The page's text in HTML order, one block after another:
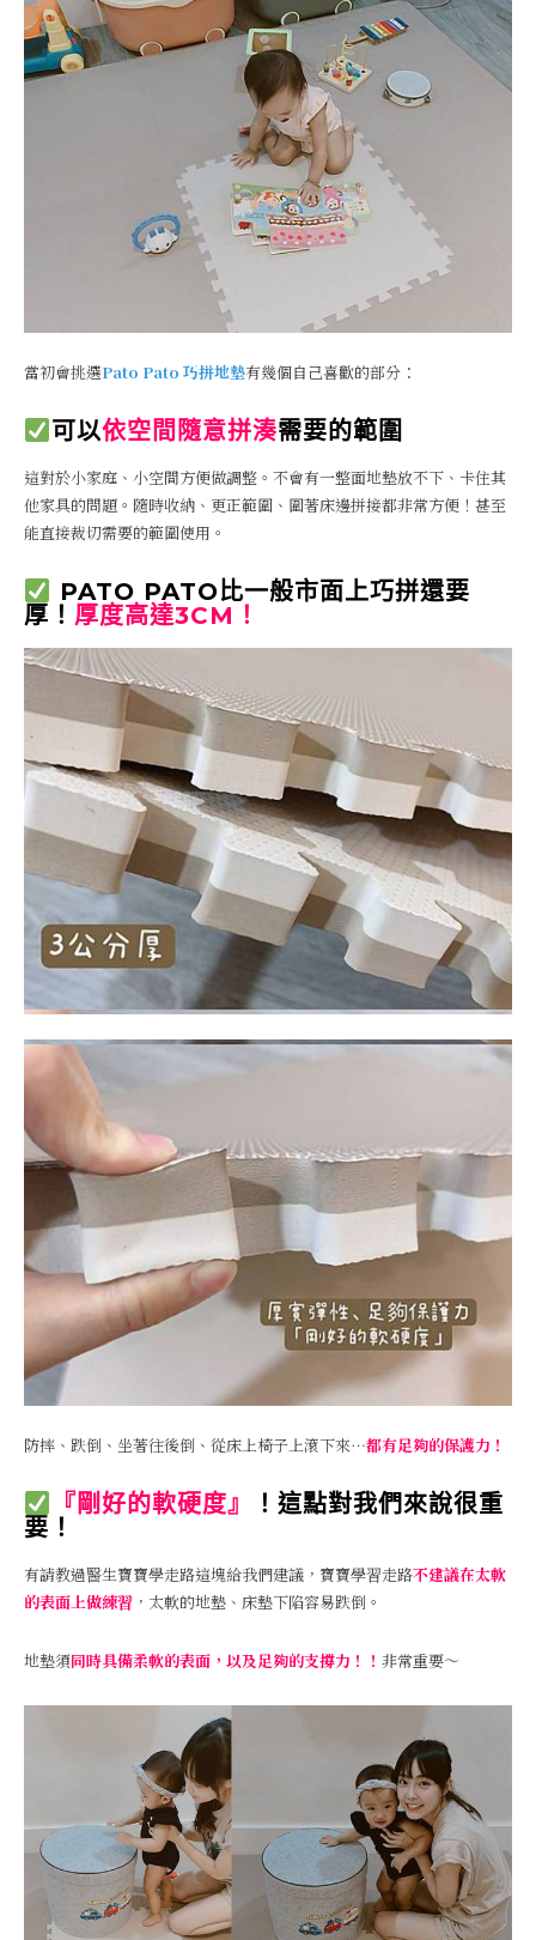
當初會挑選Pato Pato 巧拼地墊有幾個自己喜歡的部分：
可以依空間隨意拼湊需要的範圍
這對於小家庭、小空間方便做調整。不會有一整面地墊放不下、卡住其
他家具的問題。隨時收納、更正範圍、圍著床邊拼接都非常方便！甚至
能直接裁切需要的範圍使用。
PATO PATO比一般市面上巧拼還要
厚！ 厚度高達3CM！
防摔、跌倒、坐著往後倒、從床上椅子上滾下來⋯都有足夠的保護力！
『剛好的軟硬度』
！這點對我們來說很重
要！
有請教過醫生寶寶學走路這塊給我們建議，寶寶學習走路不建議在太軟
的表面上做練習 ，太軟的地墊、床墊下陷容易跌倒。
地墊須同時具備柔軟的表面，以及足夠的支撐力！！ 非常重要～